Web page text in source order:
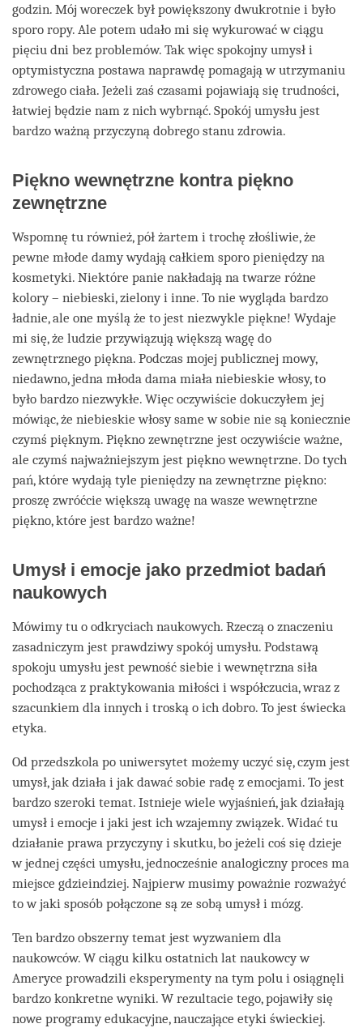
godzin. Mój woreczek był powiększony dwukrotnie i było
sporo ropy. Ale potem udało mi się wykurować w ciągu
pięciu dni bez problemów. Tak więc spokojny umysł i
optymistyczna postawa naprawdę pomagają w utrzymaniu
zdrowego ciała. Jeżeli zaś czasami pojawiają się trudności,
łatwiej będzie nam z nich wybrnąć. Spokój umysłu jest
bardzo ważną przyczyną dobrego stanu zdrowia.
Piękno wewnętrzne kontra piękno
zewnętrzne
Wspomnę tu również, pół żartem i trochę złośliwie, że
pewne młode damy wydają całkiem sporo pieniędzy na
kosmetyki. Niektóre panie nakładają na twarze różne
kolory – niebieski, zielony i inne. To nie wygląda bardzo
ładnie, ale one myślą że to jest niezwykle piękne! Wydaje
mi się, że ludzie przywiązują większą wagę do
zewnętrznego piękna. Podczas mojej publicznej mowy,
niedawno, jedna młoda dama miała niebieskie włosy, to
było bardzo niezwykłe. Więc oczywiście dokuczyłem jej
mówiąc, że niebieskie włosy same w sobie nie są koniecznie
czymś pięknym. Piękno zewnętrzne jest oczywiście ważne,
ale czymś najważniejszym jest piękno wewnętrzne. Do tych
pań, które wydają tyle pieniędzy na zewnętrzne piękno:
proszę zwróćcie większą uwagę na wasze wewnętrzne
piękno, które jest bardzo ważne!
Umysł i emocje jako przedmiot badań
naukowych
Mówimy tu o odkryciach naukowych. Rzeczą o znaczeniu
zasadniczym jest prawdziwy spokój umysłu. Podstawą
spokoju umysłu jest pewność siebie i wewnętrzna siła
pochodząca z praktykowania miłości i współczucia, wraz z
szacunkiem dla innych i troską o ich dobro. To jest świecka
etyka.
Od przedszkola po uniwersytet możemy uczyć się, czym jest
umysł, jak działa i jak dawać sobie radę z emocjami. To jest
bardzo szeroki temat. Istnieje wiele wyjaśnień, jak działają
umysł i emocje i jaki jest ich wzajemny związek. Widać tu
działanie prawa przyczyny i skutku, bo jeżeli coś się dzieje
w jednej części umysłu, jednocześnie analogiczny proces ma
miejsce gdzieindziej. Najpierw musimy poważnie rozważyć
to w jaki sposób połączone są ze sobą umysł i mózg.
Ten bardzo obszerny temat jest wyzwaniem dla
naukowców. W ciągu kilku ostatnich lat naukowcy w
Ameryce prowadzili eksperymenty na tym polu i osiągnęli
bardzo konkretne wyniki. W rezultacie tego, pojawiły się
nowe programy edukacyjne, nauczające etyki świeckiej.